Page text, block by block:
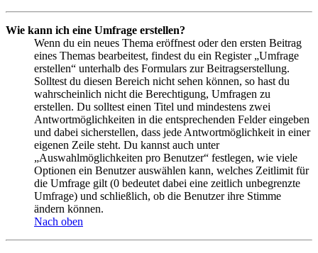
Wie kann ich eine Umfrage erstellen?
Wenn du ein neues Thema eröffnest oder den ersten Beitrag
eines Themas bearbeitest, findest du ein Register „Umfrage
erstellen“ unterhalb des Formulars zur Beitragserstellung.
Solltest du diesen Bereich nicht sehen können, so hast du
wahrscheinlich nicht die Berechtigung, Umfragen zu
erstellen. Du solltest einen Titel und mindestens zwei
Antwortmöglichkeiten in die entsprechenden Felder eingeben
und dabei sicherstellen, dass jede Antwortmöglichkeit in einer
eigenen Zeile steht. Du kannst auch unter
„Auswahlmöglichkeiten pro Benutzer“ festlegen, wie viele
Optionen ein Benutzer auswählen kann, welches Zeitlimit für
die Umfrage gilt (0 bedeutet dabei eine zeitlich unbegrenzte
Umfrage) und schließlich, ob die Benutzer ihre Stimme
ändern können.
Nach oben